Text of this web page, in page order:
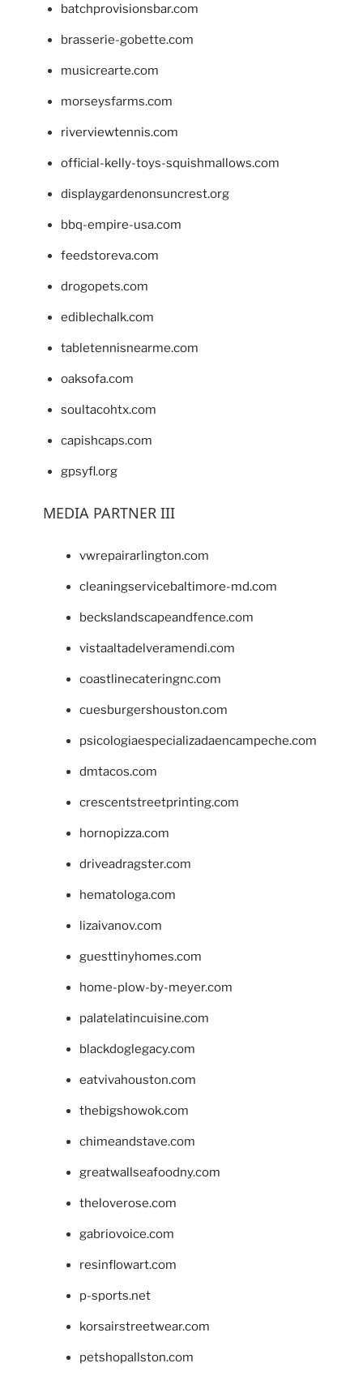
batchprovisionsbar.com
brasserie-gobette.com
musicrearte.com
morseysfarms.com
riverviewtennis.com
official-kelly-toys-squishmallows.com
displaygardenonsuncrest.org
bbq-empire-usa.com
feedstoreva.com
drogopets.com
ediblechalk.com
tabletennisnearme.com
oaksofa.com
soultacohtx.com
capishcaps.com
gpsyfl.org
MEDIA PARTNER III
vwrepairarlington.com
cleaningservicebaltimore-md.com
beckslandscapeandfence.com
vistaaltadelveramendi.com
coastlinecateringnc.com
cuesburgershouston.com
psicologiaespecializadaencampeche.com
dmtacos.com
crescentstreetprinting.com
hornopizza.com
driveadragster.com
hematologa.com
lizaivanov.com
guesttinyhomes.com
home-plow-by-meyer.com
palatelatincuisine.com
blackdoglegacy.com
eatvivahouston.com
thebigshowok.com
chimeandstave.com
greatwallseafoodny.com
theloverose.com
gabriovoice.com
resinflowart.com
p-sports.net
korsairstreetwear.com
petshopallston.com